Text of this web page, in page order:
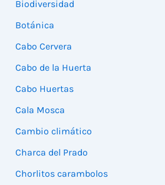
Biodiversidad
Botánica
Cabo Cervera
Cabo de la Huerta
Cabo Huertas
Cala Mosca
Cambio climático
Charca del Prado
Chorlitos carambolos